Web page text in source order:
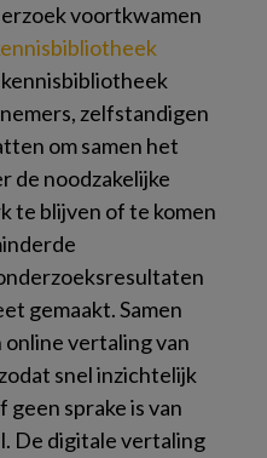
voortkwamen
zelfstandigen
om samen het
de noodzakelijke
te blijven of te komen
gemaakt. Samen
vertaling van
snel inzichtelijk
sprake is van
De digitale vertaling